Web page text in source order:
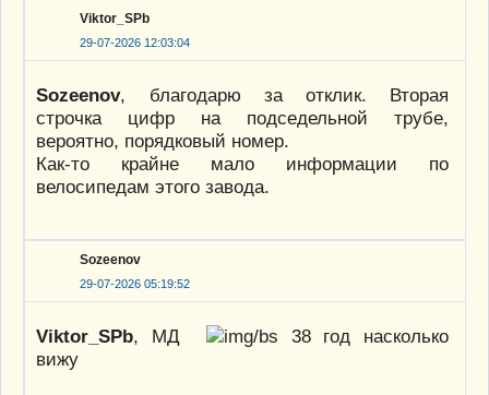
Viktor_SPb
29-07-2026 12:03:04
Sozeenov, благодарю за отклик. Вторая
строчка цифр на подседельной трубе,
вероятно, порядковый номер.
Как-то крайне мало информации по
велосипедам этого завода.
Sozeenov
29-07-2026 05:19:52
Viktor_SPb, МД
38 год насколько
вижу